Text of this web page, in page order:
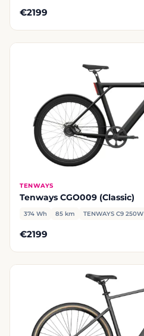
€2199
TENWAYS
Tenways CGO009 (Classic)
374 Wh 85 km TENWAYS C9 250W
€2199